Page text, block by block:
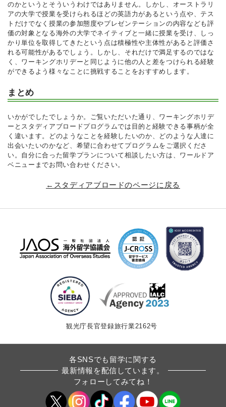
のかというとそういうわけではありません。しかし、オーストラリ
アの大学で授業を受けられるほどの英語力があるという点や、テス
トだけでなく授業の参加態度やプレゼンテーションの内容なども評
価の対象となる海外の大学でネイティブと一緒に授業を受け、しっ
かり単位を取得してきたという点は積極性や主体性があると評価さ
れる可能性があるでしょう。しかし、それだけで満足するのではな
く、ワーキングホリデーと同じように他の人と差をつけられる経験
ができるよう様々なことに挑戦することをおすすめします。
まとめ
いかがでしたでしょうか。ご覧いただいた通り、ワーキングホリデ
ーとスタディアブロードプログラムでは目的と経験できる事柄が全
く違います。どのようなことを経験したいのか、どのような人達に
出会いたいのかなど、希望に合わせてプログラムをご選択くださ
い。自分に合った留学プランについて相談したい方は、ワールドア
ベニューまでお問い合わせください。
←スタディアブロードのページに戻る
観光庁長官登録旅行業2162号
各SNSでも留学に関する
最新情報を配信しています。
フォローしてみてね！